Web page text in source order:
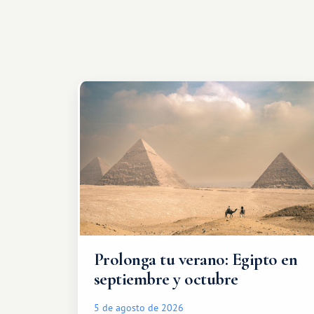
Prolonga tu verano: Egipto en
septiembre y octubre
5 de agosto de 2026